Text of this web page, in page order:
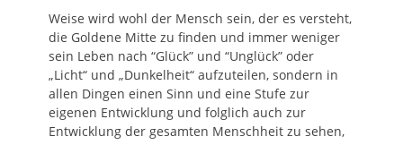
Weise wird wohl der Mensch sein, der es versteht,
die Goldene Mitte zu finden und immer weniger
sein Leben nach “Glück” und “Unglück” oder
„Licht“ und „Dunkelheit“ aufzuteilen, sondern in
allen Dingen einen Sinn und eine Stufe zur
eigenen Entwicklung und folglich auch zur
Entwicklung der gesamten Menschheit zu sehen,